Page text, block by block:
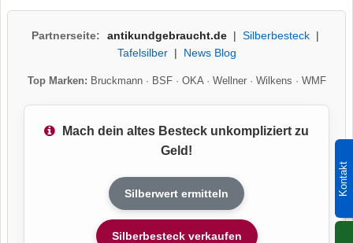
Kontakt
Partnerseite: antikundgebraucht.de| Silberbesteck|
Tafelsilber| News Blog
Top Marken: Bruckmann· BSF· OKA· Wellner· Wilkens · WMF
Mach dein altes Besteck unkompliziert zu
Geld!
Silberwert ermitteln
Silberbesteck verkaufen